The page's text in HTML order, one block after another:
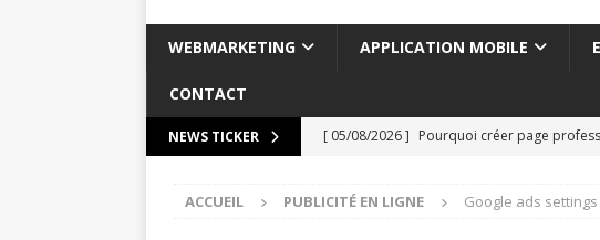
WEBMARKETING APPLICATION MOBILE
CONTACT
NEWS TICKER [ 05/08/2026 ] Pourquoi créer page
[ 01/08/2026 ] The definition of email :
ACCUEIL PUBLICITÉ EN LIGNE Google ads